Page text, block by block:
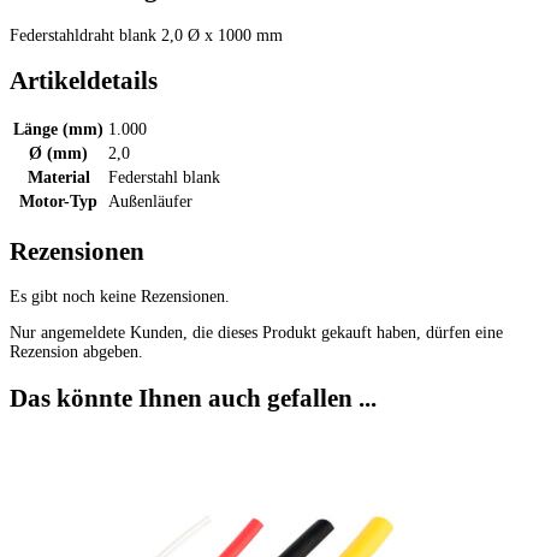
Federstahldraht blank 2,0 Ø x 1000 mm
Artikeldetails
Länge (mm) 1.000
Ø (mm)
2,0
Material
Federstahl blank
Motor-Typ Außenläufer
Rezensionen
Es gibt noch keine Rezensionen.
Nur angemeldete Kunden, die dieses Produkt gekauft haben, dürfen eine
Rezension abgeben.
Das könnte Ihnen auch gefallen ...